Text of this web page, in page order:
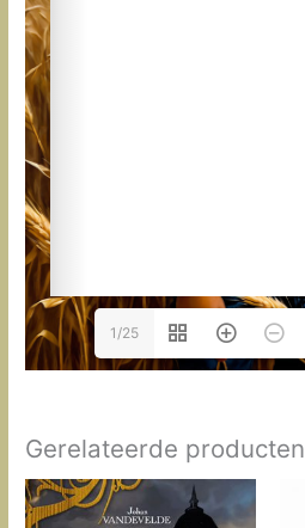
1/25
Gerelateerde producten